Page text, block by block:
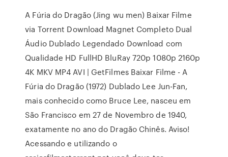
A Fúria do Dragão (Jing wu men) Baixar Filme
via Torrent Download Magnet Completo Dual
Áudio Dublado Legendado Download com
Qualidade HD FullHD BluRay 720p 1080p 2160p
4K MKV MP4 AVI | GetFilmes Baixar Filme - A
Fúria do Dragão (1972) Dublado Lee Jun-Fan,
mais conhecido como Bruce Lee, nasceu em
São Francisco em 27 de Novembro de 1940,
exatamente no ano do Dragão Chinês. Aviso!
Acessando e utilizando o